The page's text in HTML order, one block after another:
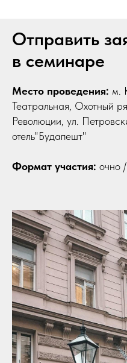
Отправить
в семинаре
Место проведения: м.
Театральная, Охотный
Революции, ул.
отель"Будапешт"
Формат участия: очно